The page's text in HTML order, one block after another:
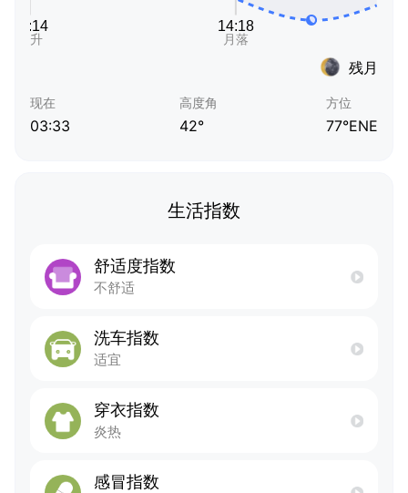
残月
现在
03:33
高度角
42°
方位
77°ENE
生活指数
舒适度指数
不舒适
洗车指数
适宜
穿衣指数
炎热
感冒指数